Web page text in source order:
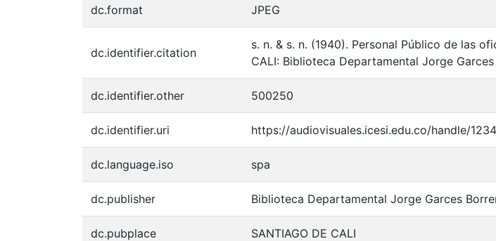
dc.format JPEG
dc.identifier.citation
s. n. & s. n. (1940). Personal Público de las
CALI: Biblioteca Departamental Jorge
dc.identifier.other 500250
dc.identifier.uri https://audiovisuales.icesi.edu.co/handle/
dc.language.iso spa
dc.publisher Biblioteca Departamental Jorge Garces
dc.pubplace SANTIAGO DE CALI